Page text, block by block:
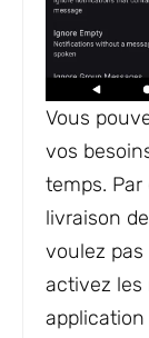
Vous
vos
temps.
livraison
voulez
activez les